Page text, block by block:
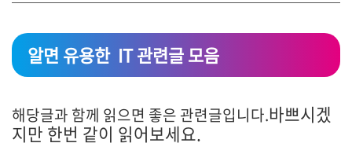
알면 유용한 IT 관련글 모음
해당글과 함께 읽으면 좋은 관련글입니다.바쁘시겠
지만 한번 같이 읽어보세요.